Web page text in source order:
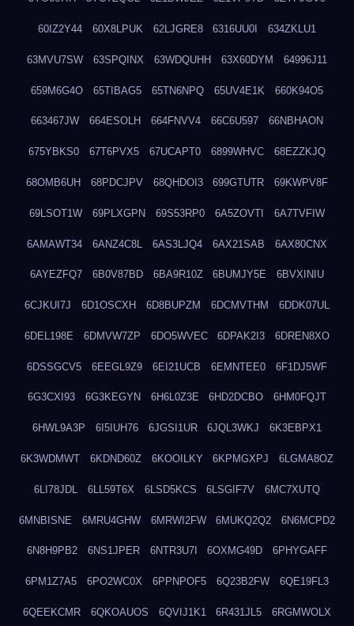
60IZ2Y44 60X8LPUK 62LJGRE8 6316UU0I 634ZKLU1
63MVU7SW 63SPQINX 63WDQUHH 63X60DYM 64996J11
659M6G4O 65TIBAG5 65TN6NPQ 65UV4E1K 660K94O5
663467JW 664ESOLH 664FNVV4 66C6U597 66NBHAON
675YBKS0 67T6PVX5 67UCAPT0 6899WHVC 68EZZKJQ
68OMB6UH 68PDCJPV 68QHDOI3 699GTUTR 69KWPV8F
69LSOT1W 69PLXGPN 69S53RP0 6A5ZOVTI 6A7TVFIW
6AMAWT34 6ANZ4C8L 6AS3LJQ4 6AX21SAB 6AX80CNX
6AYEZFQ7 6B0V87BD 6BA9R10Z 6BUMJY5E 6BVXINIU
6CJKUI7J 6D1OSCXH 6D8BUPZM 6DCMVTHM 6DDK07UL
6DEL198E 6DMVW7ZP 6DO5WVEC 6DPAK2I3 6DREN8XO
6DSSGCV5 6EEGL9Z9 6EI21UCB 6EMNTEE0 6F1DJ5WF
6G3CXI93 6G3KEGYN 6H6L0Z3E 6HD2DCBO 6HM0FQJT
6HWL9A3P 6I5IUH76 6JGSI1UR 6JQL3WKJ 6K3EBPX1
6K3WDMWT 6KDND60Z 6KOOILKY 6KPMGXPJ 6LGMA8OZ
6LI78JDL 6LL59T6X 6LSD5KCS 6LSGIF7V 6MC7XUTQ
6MNBISNE 6MRU4GHW 6MRWI2FW 6MUKQ2Q2 6N6MCPD2
6N8H9PB2 6NS1JPER 6NTR3U7I 6OXMG49D 6PHYGAFF
6PM1Z7A5 6PO2WC0X 6PPNPOF5 6Q23B2FW 6QE19FL3
6QEEKCMR 6QKOAUOS 6QVIJ1K1 6R431JL5 6RGMWOLX